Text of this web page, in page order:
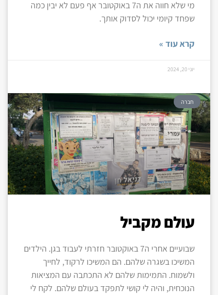
מי שלא חווה את ה7 באוקטובר אף פעם לא יבין כמה
שפחד קיומי יכול לסדוק אותך.
קרא עוד »
יוני 20, 2024
חברה
עולם מקביל
שבועיים אחרי ה7 באוקטובר חזרתי לעבוד בגן. הילדים
המשיכו בשגרה שלהם. הם המשיכו לרקוד, לחייך
ולשמוח. התמימות שלהם לא התכתבה עם המציאות
הנוכחית, והיה לי קושי לתפקד בעולם שלהם. לקח לי